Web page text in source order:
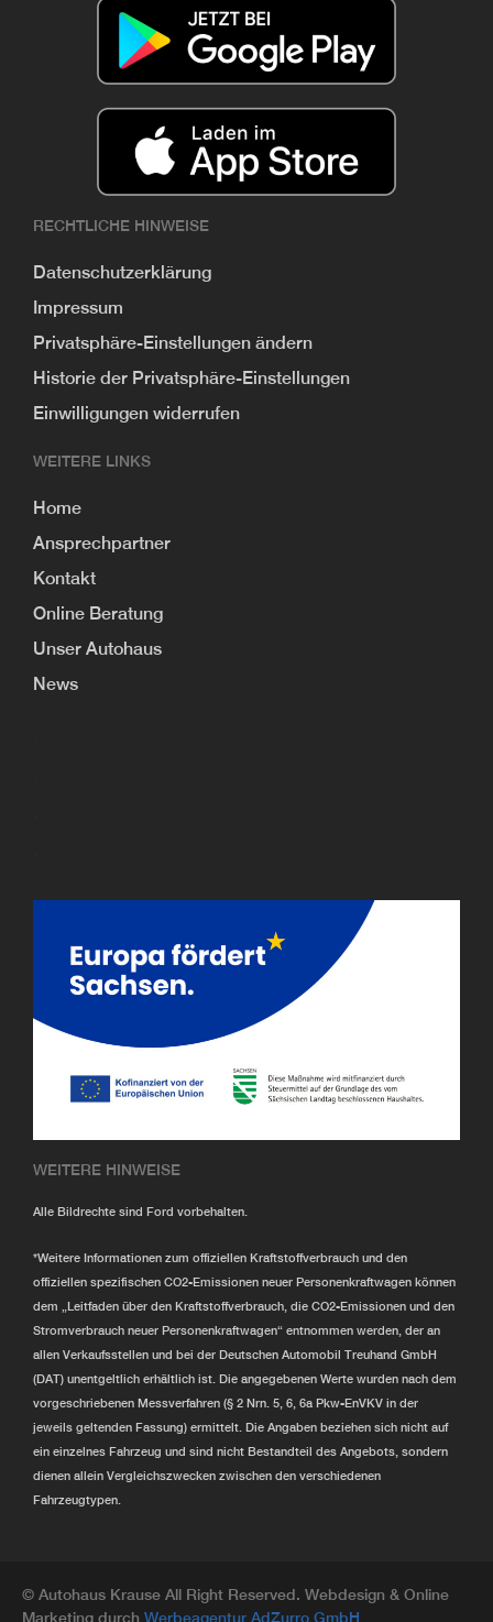
RECHTLICHE HINWEISE
Datenschutzerklärung
Impressum
Privatsphäre-Einstellungen ändern
Historie der Privatsphäre-Einstellungen
Einwilligungen widerrufen
WEITERE LINKS
Home
Ansprechpartner
Kontakt
Online Beratung
Unser Autohaus
News
WEITERE HINWEISE
Alle Bildrechte sind Ford vorbehalten.
*Weitere Informationen zum offiziellen Kraftstoffverbrauch und den
offiziellen spezifischen CO2-Emissionen neuer Personenkraftwagen können
dem „Leitfaden über den Kraftstoffverbrauch, die CO2-Emissionen und den
Stromverbrauch neuer Personenkraftwagen“ entnommen werden, der an
allen Verkaufsstellen und bei der Deutschen Automobil Treuhand GmbH
(DAT) unentgeltlich erhältlich ist. Die angegebenen Werte wurden nach dem
vorgeschriebenen Messverfahren (§ 2 Nrn. 5, 6, 6a Pkw-EnVKV in der
jeweils geltenden Fassung) ermittelt. Die Angaben beziehen sich nicht auf
ein einzelnes Fahrzeug und sind nicht Bestandteil des Angebots, sondern
dienen allein Vergleichszwecken zwischen den verschiedenen
Fahrzeugtypen.
© Autohaus Krause All Right Reserved. Webdesign & Online
Marketing durch Werbeagentur AdZurro GmbH